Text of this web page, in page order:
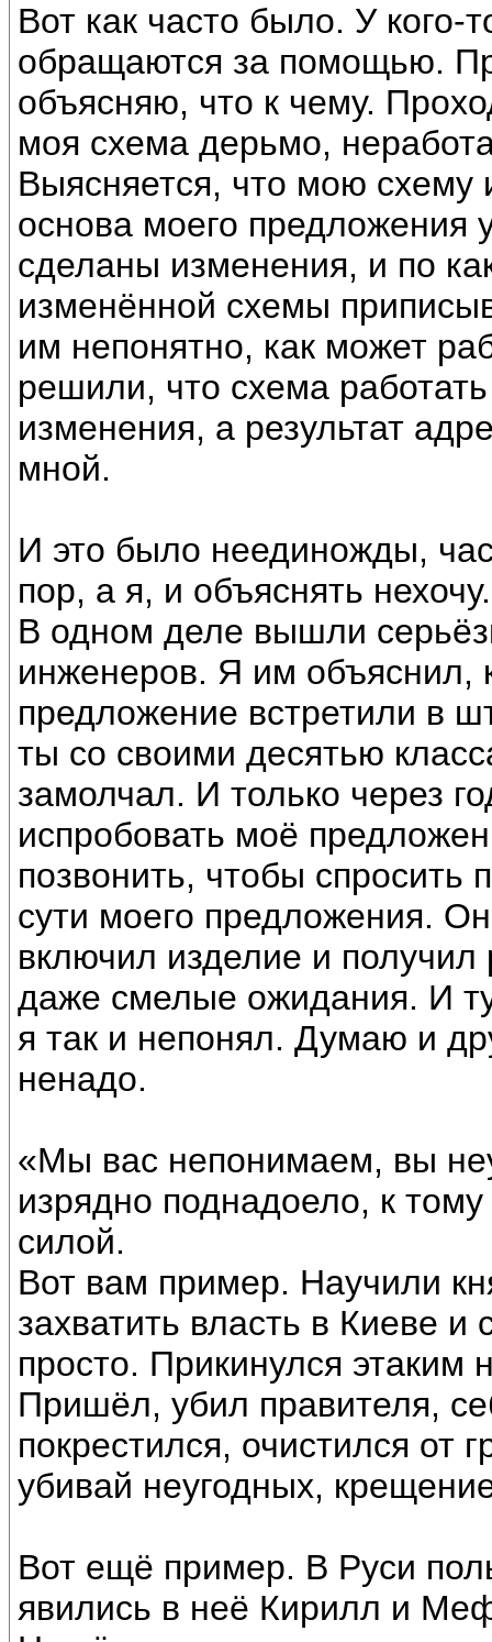
Вот как часто было. У кого-
обращаются за помощью.
объясняю, что к чему.
моя схема дерьмо,
Выясняется, что мою схему
основа моего предложения
сделаны изменения, и по
изменённой схемы
им непонятно, как может
решили, что схема
изменения, а результат
мной.
И это было неединожды,
пор, а я, и объяснять
В одном деле вышли
инженеров. Я им объяснил,
предложение встретили в
ты со своими десятью
замолчал. И только через
испробовать моё
позвонить, чтобы спросить
сути моего предложения.
включил изделие и
даже смелые ожидания. И
я так и непонял. Думаю и
ненадо.
«Мы вас непонимаем, вы
изрядно поднадоело, к
силой.
Вот вам пример. Научили
захватить власть в Киеве и
просто. Прикинулся
Пришёл, убил правителя,
покрестился, очистился от
убивай неугодных,
Вот ещё пример. В Руси
явились в неё Кирилл и